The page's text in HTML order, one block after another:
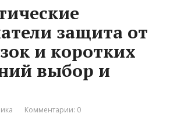
защита от
и коротких
выбор и
Комментарии: 0